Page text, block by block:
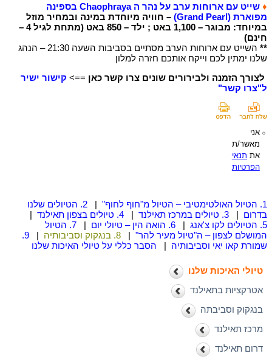
♦
שייט עם ארוחות ערב על נהר ה Chaophraya בספינה
מפוארת (Grand Pearl)
– חוויה מיוחדת במינה ובמחיר מוזל
במיוחד: מבוגר – 1,100 באט ; ילד – 850 באט (מתחת לגיל 4 –
חינם)
**
השייט עם ארוחות הערב מסתיים בסביבות השעה 21:30 – הנהג
שלנו ימתין לכם וייקח אותכם חזרה למלון
לצורך הזמנה ולבירורים שונים צרו קשר כאן ==> קישור ישיר
ל"צרו קשר"
אני
מאשר/ת
את תנאי
הפרטיות
1. הטיול האולטימטיבי – הטיול מ"חוף לחוף" |
2. הטיולים שלנו
בדרום | 3. טיולים במרכז תאילנד | 4. טיולים בצפון תאילנד
|
5. הטיולים לקו צ'אנג
| 6. הואה הין – טיולי יום |
7. הטיול
המושלם לצפון – ה"טיול מעיר להר" | 8. בנגקוק וסביבותיה |
9.
שמורת קאו יאי וסביבותיה | הסבר כללי על טיולי האיכות שלנו
טיולי האיכות שלנו
אטרקציות בתאילנד
בנגקוק וסביבתה
מרכז תאילנד
דרום תאילנד